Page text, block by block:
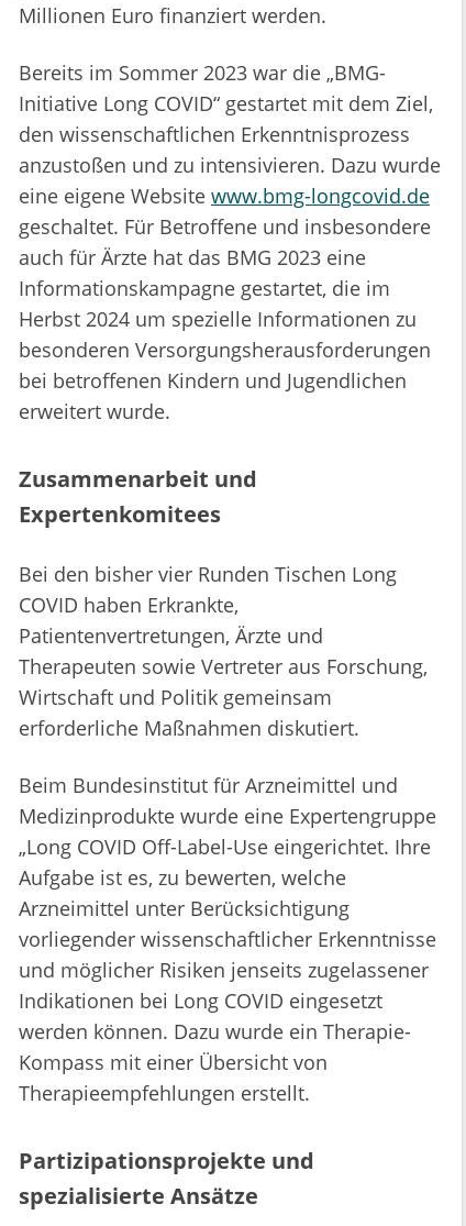
Millionen Euro finanziert werden.
Bereits im Sommer 2023 war die „BMG-
Initiative Long COVID“ gestartet mit dem Ziel,
den wissenschaftlichen Erkenntnisprozess
anzustoßen und zu intensivieren. Dazu wurde
eine eigene Website www.bmg-longcovid.de
geschaltet. Für Betroffene und insbesondere
auch für Ärzte hat das BMG 2023 eine
Informationskampagne gestartet, die im
Herbst 2024 um spezielle Informationen zu
besonderen Versorgungsherausforderungen
bei betroffenen Kindern und Jugendlichen
erweitert wurde.
Zusammenarbeit und
Expertenkomitees
Bei den bisher vier Runden Tischen Long
COVID haben Erkrankte,
Patientenvertretungen, Ärzte und
Therapeuten sowie Vertreter aus Forschung,
Wirtschaft und Politik gemeinsam
erforderliche Maßnahmen diskutiert.
Beim Bundesinstitut für Arzneimittel und
Medizinprodukte wurde eine Expertengruppe
„Long COVID Off-Label-Use eingerichtet. Ihre
Aufgabe ist es, zu bewerten, welche
Arzneimittel unter Berücksichtigung
vorliegender wissenschaftlicher Erkenntnisse
und möglicher Risiken jenseits zugelassener
Indikationen bei Long COVID eingesetzt
werden können. Dazu wurde ein Therapie-
Kompass mit einer Übersicht von
Therapieempfehlungen erstellt.
Partizipationsprojekte und
spezialisierte Ansätze